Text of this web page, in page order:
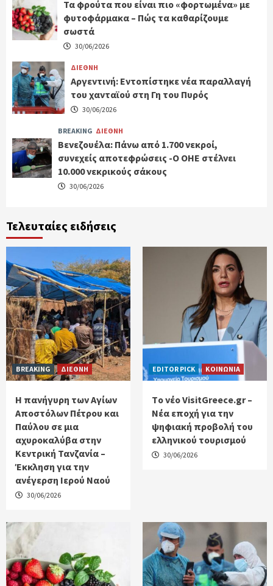
Τα φρούτα που είναι πιο «φορτωμένα» με
φυτοφάρμακα – Πώς τα καθαρίζουμε
σωστά
30/06/2026
ΔΙΕΘΝΗ
Αργεντινή: Εντοπίστηκε νέα παραλλαγή
του χανταϊού στη Γη του Πυρός
30/06/2026
BREAKING ΔΙΕΘΝΗ
Βενεζουέλα: Πάνω από 1.700 νεκροί,
συνεχείς αποτεφρώσεις -Ο ΟΗΕ στέλνει
10.000 νεκρικούς σάκους
30/06/2026
Τελευταίες ειδήσεις
BREAKING ΔΙΕΘΝΗ
Η πανήγυρη των Αγίων
Αποστόλων Πέτρου και
Παύλου σε μια
αχυροκαλύβα στην
Κεντρική Τανζανία –
Έκκληση για την
ανέγερση Ιερού Ναού
30/06/2026
EDITOR PICK ΚΟΙΝΩΝΙΑ
Tο νέο VisitGreece.gr –
Νέα εποχή για την
ψηφιακή προβολή του
ελληνικού τουρισμού
30/06/2026